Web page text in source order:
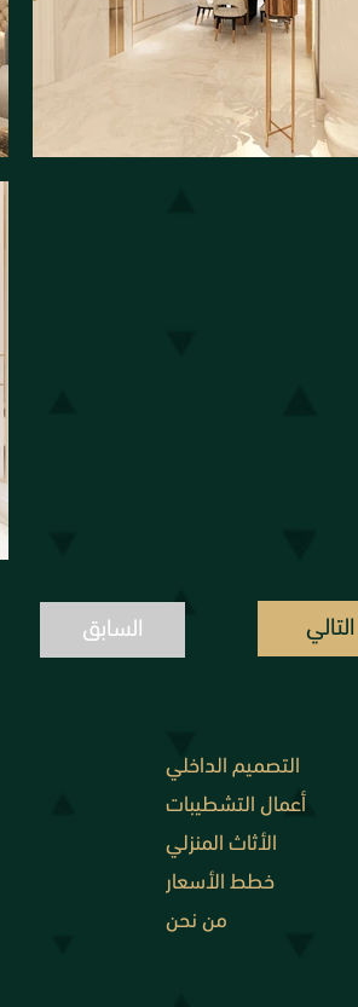
السابق التالي
التصميم الداخلي
أعمال التشطيبات
الأثاث المنزلي
خطط الأسعار
من نحن